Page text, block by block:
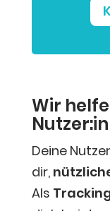
Wir
Dei­ne
dir,
Als